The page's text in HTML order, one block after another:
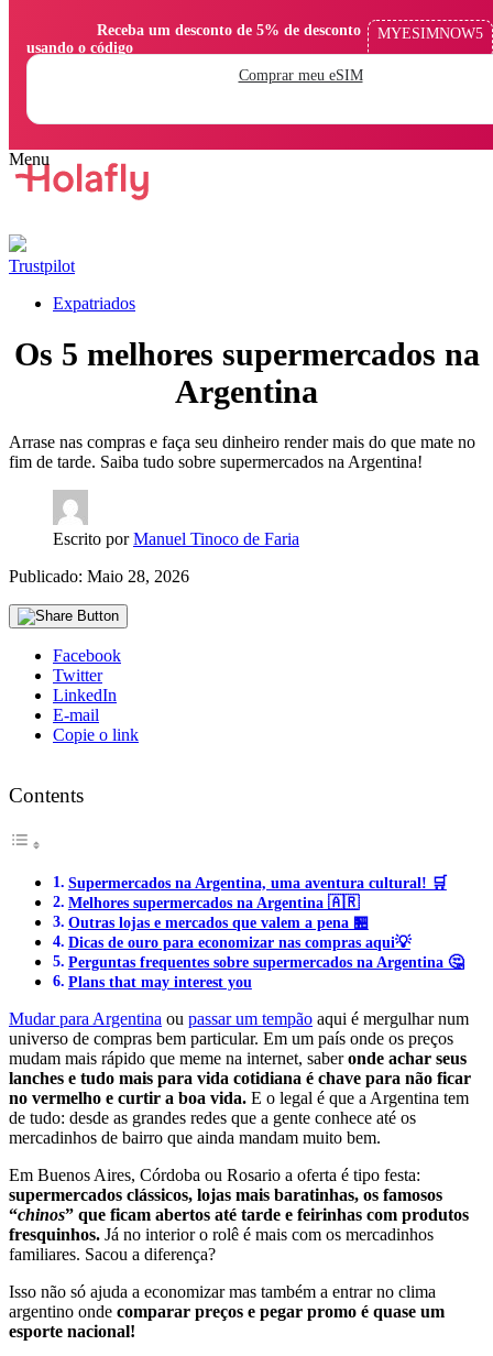
usando o código
MYESIMNOW5
Comprar meu eSIM
Trustpilot
Expatriados
Os 5 melhores supermercados na
Argentina
Arrase nas compras e faça seu dinheiro render mais do que mate no
fim de tarde. Saiba tudo sobre supermercados na Argentina!
Escrito porManuel Tinoco de Faria
Publicado: Maio 28, 2026
Facebook
Twitter
LinkedIn
E-mail
Copie o link
Contents
Supermercados na Argentina, uma aventura cultural! 🛒
Melhores supermercados na Argentina 🇦🇷
Outras lojas e mercados que valem a pena 🏪
Dicas de ouro para economizar nas compras aqui💡
Perguntas frequentes sobre supermercados na Argentina 🤔
Plans that may interest you
Mudar para Argentina ou passar um tempão aqui é mergulhar num
universo de compras bem particular. Em um país onde os preços
mudam mais rápido que meme na internet, saberonde achar seus
lanches e tudo mais para vida cotidiana é chave para não ficar
no vermelho e curtir a boa vida. E o legal é que a Argentina tem
de tudo: desde as grandes redes que a gente conhece até os
mercadinhos de bairro que ainda mandam muito bem.
Em Buenos Aires, Córdoba ou Rosario a oferta é tipo festa:
supermercados clássicos, lojas mais baratinhas, os famosos
“chinos” que ficam abertos até tarde e feirinhas com produtos
fresquinhos. Já no interior o rolê é mais com os mercadinhos
familiares. Sacou a diferença?
Isso não só ajuda a economizar mas também a entrar no clima
argentino onde comparar preços e pegar promo é quase um
esporte nacional!